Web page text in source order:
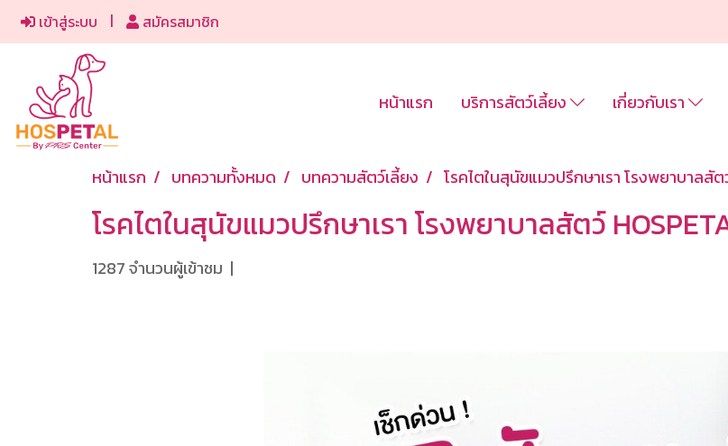
เข้าสู่ระบบ สมัครสมาชิก
หน้าแรก บริการสัตว์เลี้ยง เกี่ยวกับเรา
หน้าแรก บทความทั้งหมด บทความสัตว์เลี้ยง โรคไตในสุนัขแมวปรึกษาเรา โรงพยาบาลสั
โรคไตในสุนัขแมวปรึกษาเรา โรงพยาบาลสัตว์
1287 จำนวนผู้เข้าชม |